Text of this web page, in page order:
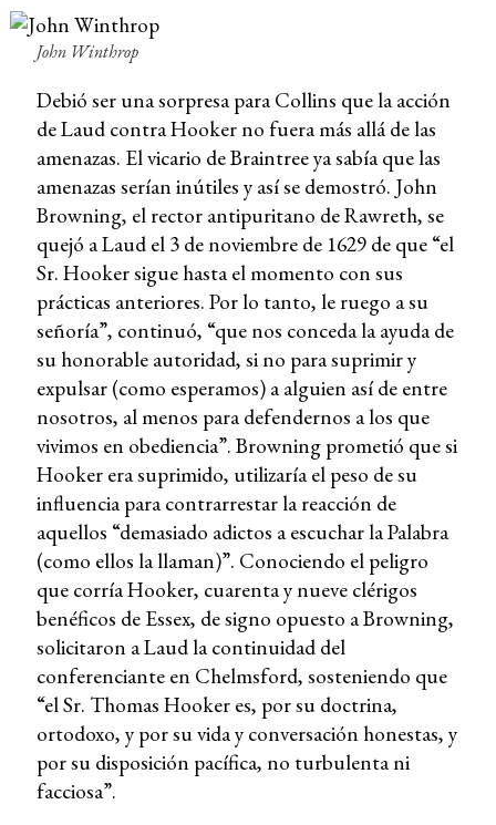
John Winthrop
Debió ser una sorpresa para Collins que la acción
de Laud contra Hooker no fuera más allá de las
amenazas. El vicario de Braintree ya sabía que las
amenazas serían inútiles y así se demostró. John
Browning, el rector antipuritano de Rawreth, se
quejó a Laud el 3 de noviembre de 1629 de que “el
Sr. Hooker sigue hasta el momento con sus
prácticas anteriores. Por lo tanto, le ruego a su
señoría”, continuó, “que nos conceda la ayuda de
su honorable autoridad, si no para suprimir y
expulsar (como esperamos) a alguien así de entre
nosotros, al menos para defendernos a los que
vivimos en obediencia”. Browning prometió que si
Hooker era suprimido, utilizaría el peso de su
influencia para contrarrestar la reacción de
aquellos “demasiado adictos a escuchar la Palabra
(como ellos la llaman)”. Conociendo el peligro
que corría Hooker, cuarenta y nueve clérigos
benéficos de Essex, de signo opuesto a Browning,
solicitaron a Laud la continuidad del
conferenciante en Chelmsford, sosteniendo que
“el Sr. Thomas Hooker es, por su doctrina,
ortodoxo, y por su vida y conversación honestas, y
por su disposición pacífica, no turbulenta ni
facciosa”.